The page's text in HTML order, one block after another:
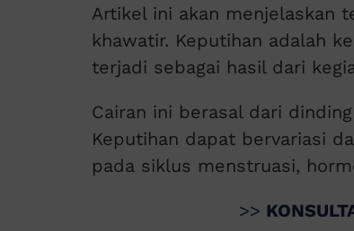
Artikel ini akan menjelaskan
khawatir. Keputihan adalah
terjadi sebagai hasil dari
Cairan ini berasal dari
Keputihan dapat bervariasi
pada siklus menstruasi,
>>